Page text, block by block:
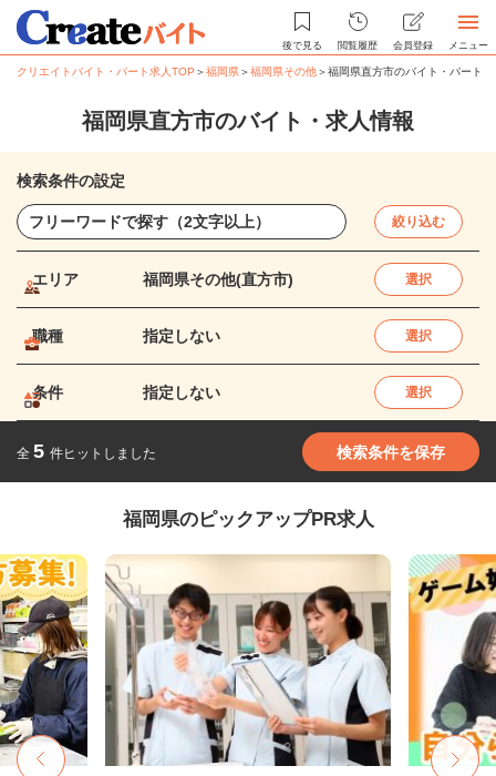
後で見る 閲覧履歴 会員登録 メニュー
クリエイトバイト・パート求人TOP ＞福岡県＞福岡県その他＞福岡県直方市のバイト・パート求
福岡県直方市のバイト・求人情報
検索条件の設定
絞り込む
エリア 福岡県その他(直方市) 選択
職種 指定しない 選択
条件 指定しない 選択
全 5 件ヒットしました 検索条件を保存
福岡県のピックアップPR求人